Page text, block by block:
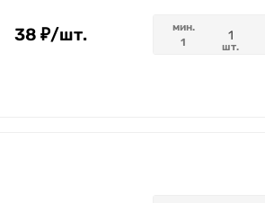
38 ₽/шт.
мин.
1
шт.